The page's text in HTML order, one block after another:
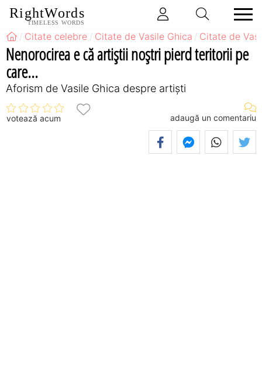
RightWords
TIMELESS WORDS
Citate celebre Citate de Vasile Ghica Citate de
Nenorocirea e că artiştii noştri pierd teritorii pe
care...
Aforism de Vasile Ghica despre artiști
votează acum adaugă un comentariu